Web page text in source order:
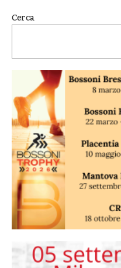
Cerca